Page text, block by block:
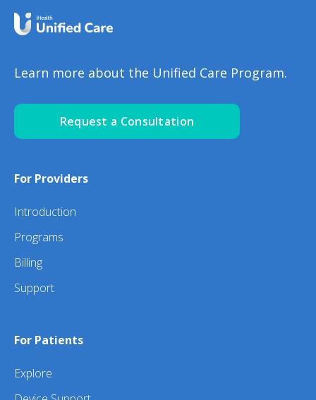
Learn more about the Unified Care Program.
Request a Consultation
For Providers
Introduction
Programs
Billing
Support
For Patients
Explore